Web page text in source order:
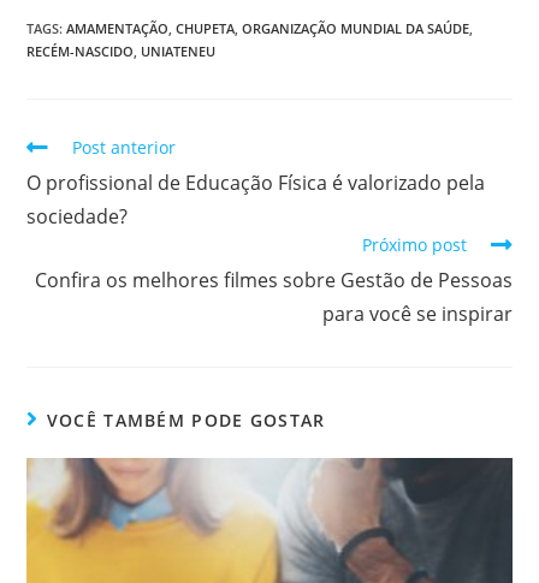
TAGS:AMAMENTAÇÃO, CHUPETA, ORGANIZAÇÃO MUNDIAL DA SAÚDE,
RECÉM-NASCIDO, UNIATENEU
Post anterior
O profissional de Educação Física é valorizado pela
sociedade?
Próximo post
Confira os melhores filmes sobre Gestão de Pessoas
para você se inspirar
VOCÊ TAMBÉM PODE GOSTAR